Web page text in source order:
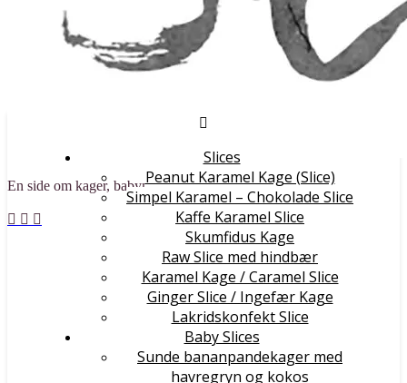
En side om kager, babymad og andre lækre sager
Slices
Peanut Karamel Kage (Slice)
Simpel Karamel – Chokolade Slice
Kaffe Karamel Slice
Skumfidus Kage
Raw Slice med hindbær
Karamel Kage / Caramel Slice
Ginger Slice / Ingefær Kage
Lakridskonfekt Slice
Baby Slices
Sunde bananpandekager med
havregryn og kokos